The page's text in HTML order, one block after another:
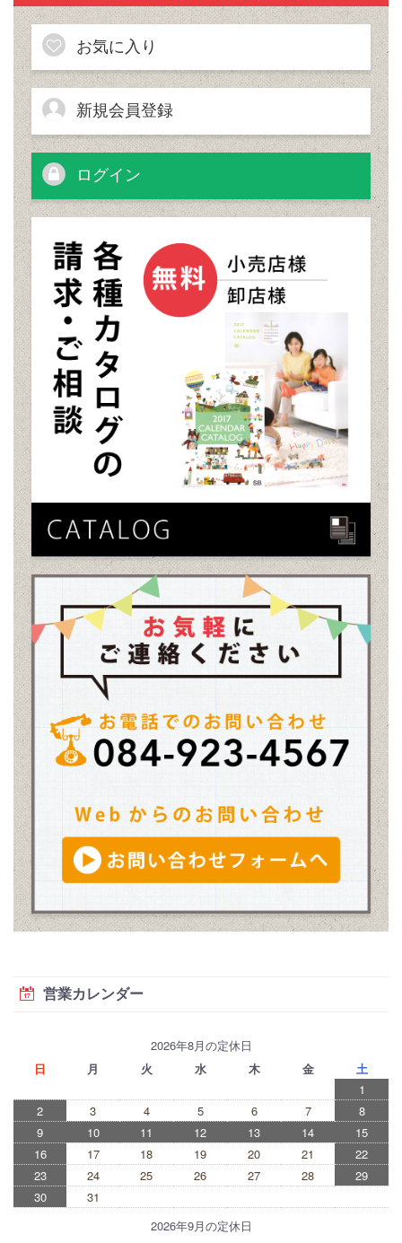
お気に入り
新規会員登録
ログイン
営業カレンダー
2026年8月の定休日
日
月 火 水 木 金
土
1
2
3 4 5 6 7
8
9
10 11 12 13 14
15
16
17 18 19 20 21
22
23
24 25 26 27 28
29
30
31
2026年9月の定休日